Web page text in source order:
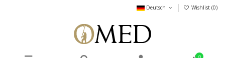
Deutsch Wishlist (0)
0